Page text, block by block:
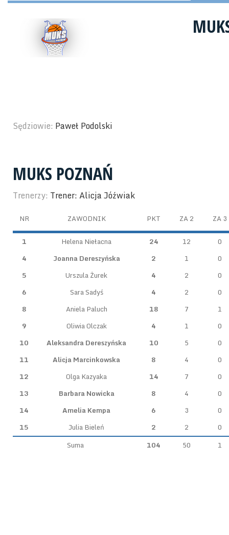
Sędziowie: Paweł Podolski
MUKS POZNAŃ
Trenerzy: Trener: Alicja Jóźwiak
NR ZAWODNIK PKT ZA 2 ZA 3
1 Helena Niełacna 24 12
0
4
Joanna Dereszyńska 2 1
0
5
Urszula Żurek 4 2
0
6
Sara Sadyś 4 2
0
8
Aniela Paluch 18 7
1
9
Oliwia Olczak 4 1
0
10
Aleksandra Dereszyńska 10 5
0
11
Alicja Marcinkowska 8 4
0
12
Olga Kazyaka 14 7
0
13
Barbara Nowicka 8 4
0
14
Amelia Kempa 6 3
0
15
Julia Bieleń 2 2
0
Suma
104 50 1